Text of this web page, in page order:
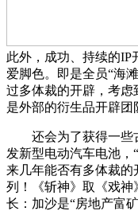
此外，成功、持续的IP
爱脚色。即是全员“海
过多体裁的开辟，考
是外部的衍生品开辟团
还会为了获得一些
发新型电动汽车电池
来几年能否有多体裁
列！《斩神》取《戏
长：加沙是“房地产富